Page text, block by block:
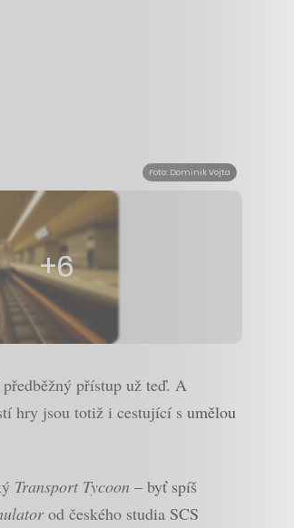
Foto: Dominik Vojta
+6
přístup už teď. A
hry jsou totiž i cestující s umělou
Transport Tycoon – byť spíš
od českého studia SCS